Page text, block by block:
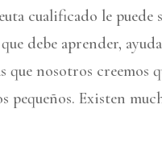
cualificado le puede
debe aprender,
que nosotros creemos
pequeños. Existen